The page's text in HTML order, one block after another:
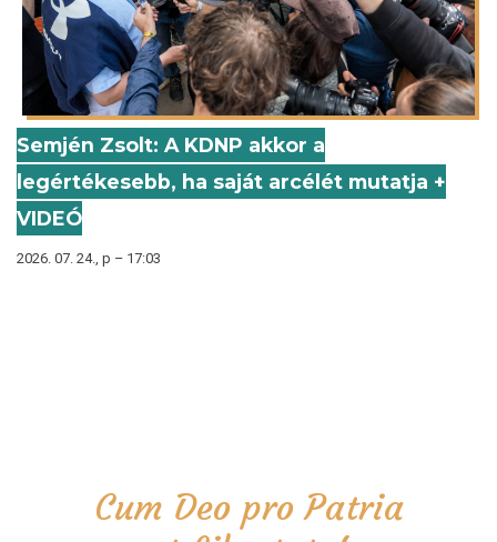
Semjén Zsolt: A KDNP akkor a
legértékesebb, ha saját arcélét mutatja +
VIDEÓ
2026. 07. 24., p – 17:03
Cum Deo pro Patria